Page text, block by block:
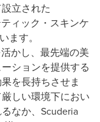
立された
ィック・スキンケ
ます。
かし、最先端の美
ションを提供する
を長持ちさせま
しい環境下におい
なか、Scuderia